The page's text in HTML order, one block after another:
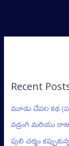
Recent
మూడు చేపల కథ
వడ్రంగి మరియు
పులి చర్మం